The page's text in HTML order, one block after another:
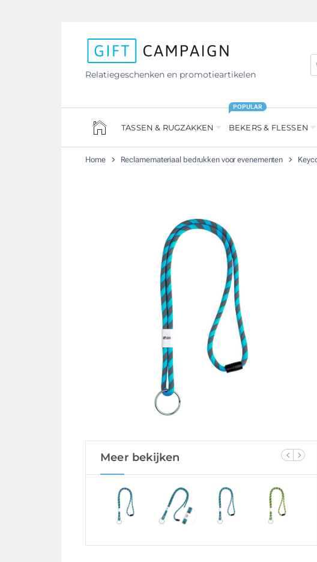
Relatiegeschenken en promotieartikelen
TASSEN & RUGZAKKEN BEKERS & FLESSEN
POPULAR
Home Reclamemateriaal bedrukken voor evenementen
Meer bekijken